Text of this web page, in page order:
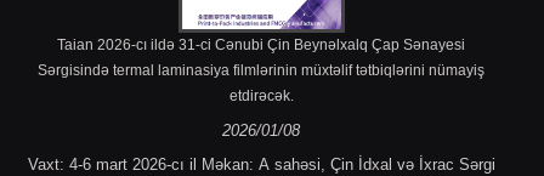
Taian 2026-cı ildə 31-ci Cənubi Çin Beynəlxalq Çap Sənayesi
Sərgisində termal laminasiya filmlərinin müxtəlif tətbiqlərini nümayiş
etdirəcək.
2026/01/08
Vaxt: 4-6 mart 2026-cı il Məkan: A sahəsi, Çin İdxal və İxrac Sərgi